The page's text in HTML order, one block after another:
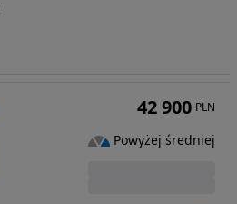
42 900 PLN
Powyżej średniej